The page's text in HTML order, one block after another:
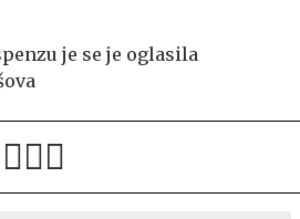
je se je oglasila